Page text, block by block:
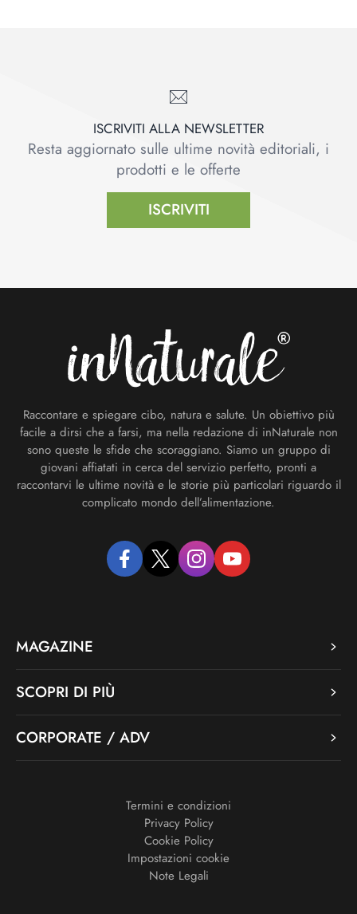
ISCRIVITI ALLA NEWSLETTER
Resta aggiornato sulle ultime novità editoriali, i
prodotti e le offerte
ISCRIVITI
Raccontare e spiegare cibo, natura e salute. Un obiettivo più
facile a dirsi che a farsi, ma nella redazione di inNaturale non
sono queste le sfide che scoraggiano. Siamo un gruppo di
giovani affiatati in cerca del servizio perfetto, pronti a
raccontarvi le ultime novità e le storie più particolari riguardo il
complicato mondo dell’alimentazione.
facebooktwitter instagramyoutube
MAGAZINE
SCOPRI DI PIÙ
CORPORATE / ADV
Termini e condizioni
Privacy Policy
Cookie Policy
Impostazioni cookie
Note Legali